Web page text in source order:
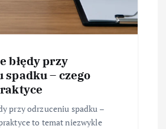
błędy przy
spadku – czego
przy odrzuceniu spadku –
to temat niezwykle